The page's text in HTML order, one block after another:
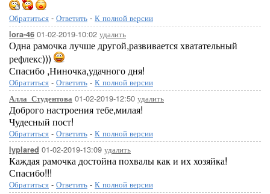
Обратиться - Ответить - К полной версии
lora-46 01-02-2019-10:02 удалить
Одна рамочка лучше другой,развивается хватательный
рефлекс)))
Спасибо ,Ниночка,удачного дня!
Обратиться - Ответить - К полной версии
Алла_Студентова 01-02-2019-12:50 удалить
Доброго настроения тебе,милая!
Чудесный пост!
Обратиться - Ответить - К полной версии
lyplared 01-02-2019-13:09 удалить
Каждая рамочка достойна похвалы как и их хозяйка!
Спасибо!!!
Обратиться - Ответить - К полной версии